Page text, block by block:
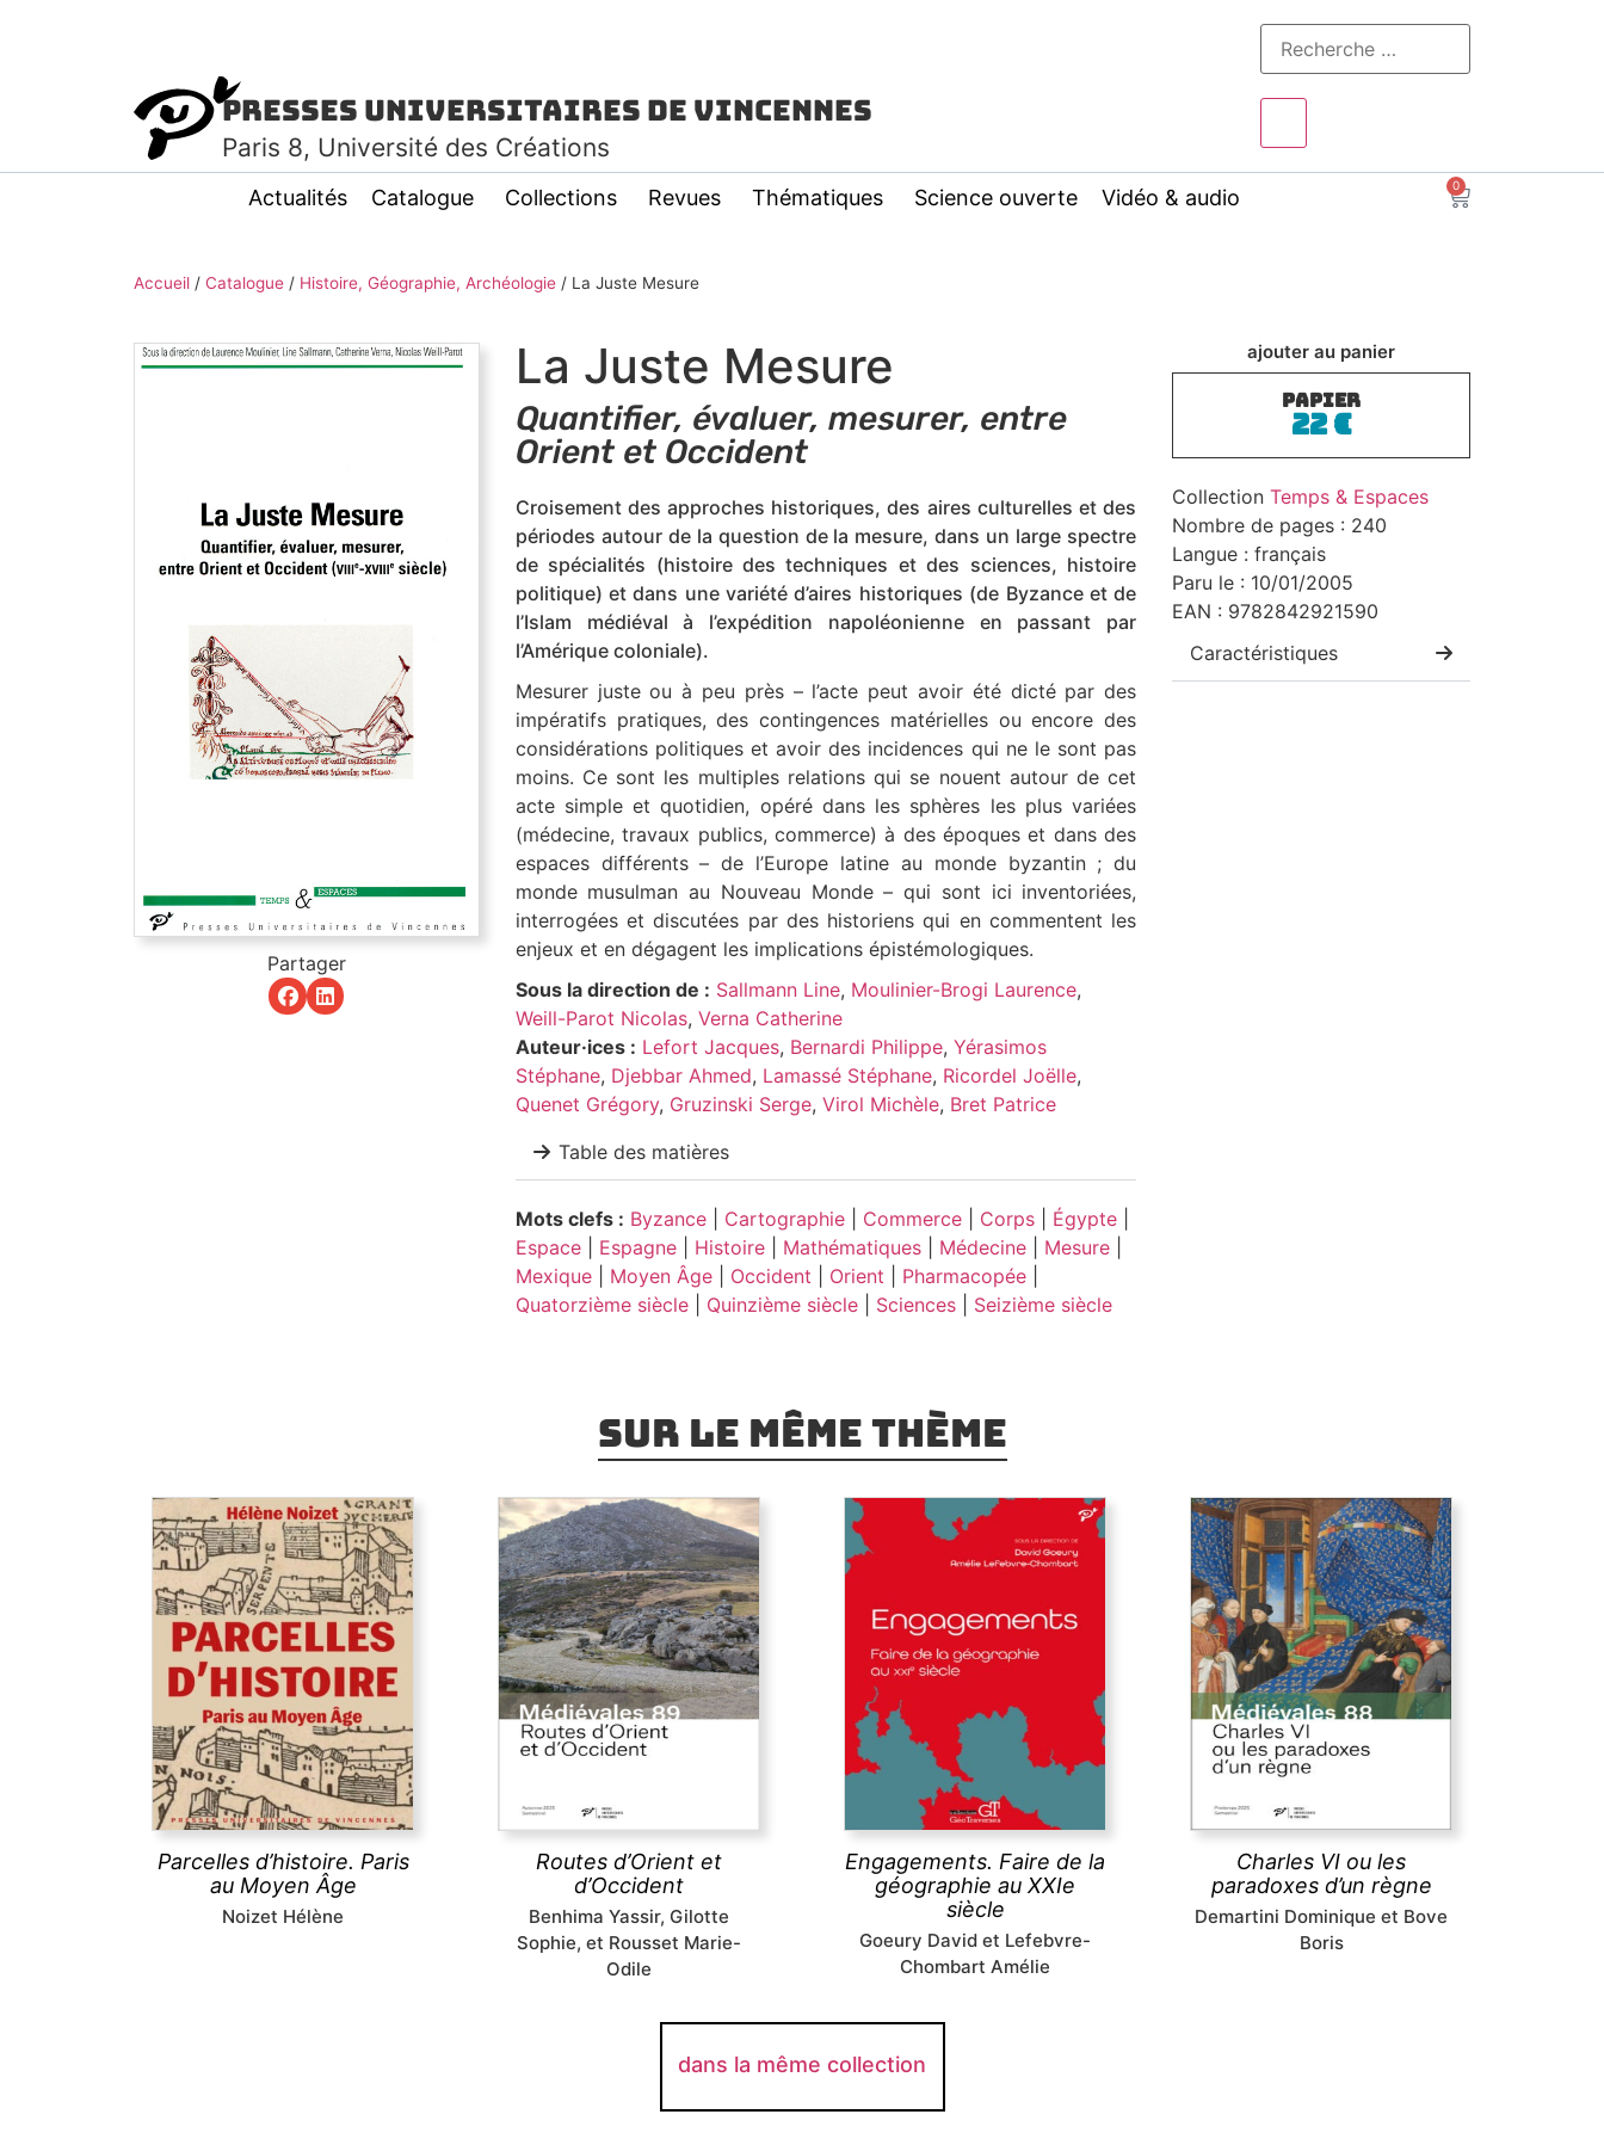
Presses Universitaires de Vincennes
Paris 8, Université des Créations
Actualités Catalogue Collections Revues Thématiques Science ouverte Vidéo & audio 0
Accueil / Catalogue / Histoire, Géographie, Archéologie / La Juste Mesure
Partager
La Juste Mesure
Quantifier, évaluer, mesurer, entre
Orient et Occident
Croisement des approches historiques, des aires culturelles et des
périodes autour de la question de la mesure, dans un large spectre
de spécialités (histoire des techniques et des sciences, histoire
politique) et dans une variété d’aires historiques (de Byzance et de
l’Islam médiéval à l’expédition napoléonienne en passant par
l’Amérique coloniale).
Mesurer juste ou à peu près – l’acte peut avoir été dicté par des
impératifs pratiques, des contingences matérielles ou encore des
considérations politiques et avoir des incidences qui ne le sont pas
moins. Ce sont les multiples relations qui se nouent autour de cet
acte simple et quotidien, opéré dans les sphères les plus variées
(médecine, travaux publics, commerce) à des époques et dans des
espaces différents – de l’Europe latine au monde byzantin ; du
monde musulman au Nouveau Monde – qui sont ici inventoriées,
interrogées et discutées par des historiens qui en commentent les
enjeux et en dégagent les implications épistémologiques.
Sous la direction de : Sallmann Line, Moulinier-Brogi Laurence,
Weill-Parot Nicolas, Verna Catherine
Auteur·ices : Lefort Jacques, Bernardi Philippe, Yérasimos
Stéphane, Djebbar Ahmed, Lamassé Stéphane, Ricordel Joëlle,
Quenet Grégory, Gruzinski Serge, Virol Michèle, Bret Patrice
Table des matières
Mots clefs : Byzance| Cartographie| Commerce| Corps| Égypte|
Espace| Espagne| Histoire| Mathématiques| Médecine| Mesure|
Mexique| Moyen Âge| Occident Orient Pharmacopée|
Quatorzième siècle| Quinzième siècle| Sciences| Seizième siècle
ajouter au panier
PAPIER
22€
CollectionTemps & Espaces
Nombre de pages : 240
Langue : français
Paru le : 10/01/2005
EAN : 9782842921590
Caractéristiques
Sur le même thème
Parcelles d’histoire. Paris
au Moyen Âge
Noizet Hélène
Parcelles d’histoire. Paris
au Moyen Âge
Comment le Moyen Âge a
dessiné la forme de la ville de
Paris ? Les églises, la trame des
rues, les lotissements, la poésie
urbaine montrent comment les
pratiques des habitants
médiévaux ont durablement
structuré l’espace urbain
parisien.
découvrir
Routes d’Orient et
d’Occident
Benhima Yassir, Gilotte
Sophie, et Rousset Marie-
Odile
Routes d’Orient et
d’Occident
Pèlerins, marchands et autres
voyageurs sillonnent les routes
médiévales, y compris dans des
espaces inhospitaliers, ignorant
sans doute que les
empruntaient ont fait l’objet
d’aménagements complexes.
découvrir
Engagements. Faire de la
géographie au XXIe
siècle
Goeury David et Lefebvre-
Chombart Amélie
Engagements. Faire de la
Que signifie s’engager à faire de
la géographie dans un monde
incertain dominé par les chocs
politiques, économiques et
environnementaux ?
Les géographes s’engagent
pour construire une science
commune, ouverte, citoyenne et
participative.
découvrir
Charles VI ou les
paradoxes d’un règne
Demartini Dominique et Bove
Boris
Charles VI ou les
paradoxes d’un règne
Le long règne de Charles VI a
longtemps été considéré
comme une catastrophe,
pourtant les arts et les lettres
ont fleuri à sa cour, tandis que
réflexion politique : tels sont les
paradoxes ici analysés.
découvrir
dans la même collection